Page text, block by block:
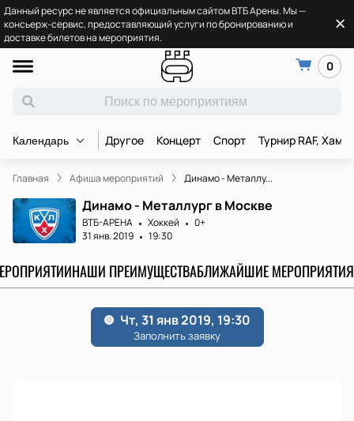
Данный ресурс не является официальным сайтом ВТБ Арены. Мы —
консьерж-сервис, предоставляющий услуги по бронированию и
доставке билетов на мероприятия.
0
Календарь Другое Концерт Спорт Турнир RAF,
Главная Афиша мероприятий Динамо - Металлу...
Динамо - Металлург в Москве
ВТБ-АРЕНА Хоккей
0+
31 янв. 2019
19:30
НАШИ ПРЕИМУЩЕСТВАБЛИЖАЙШИЕ МЕРОПРИЯТИЯ